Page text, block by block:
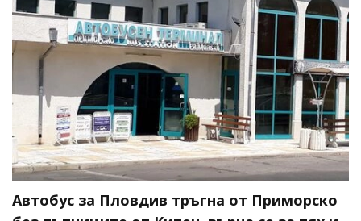
Автобус за Пловдив тръгна от Приморско